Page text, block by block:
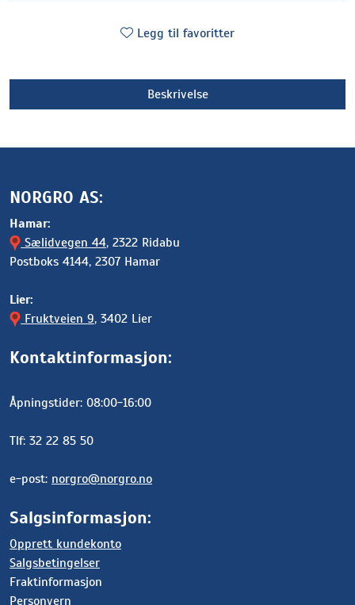
Legg til favoritter
Beskrivelse
NORGRO AS:
Hamar:
Sælidvegen 44, 2322 Ridabu
Postboks 4144, 2307 Hamar
Lier:
Fruktveien 9, 3402 Lier
Kontaktinformasjon:
Åpningstider: 08:00-16:00
Tlf: 32 22 85 50
e-post: norgro@norgro.no
Salgsinformasjon:
Opprett kundekonto
Salgsbetingelser
Fraktinformasjon
Personvern